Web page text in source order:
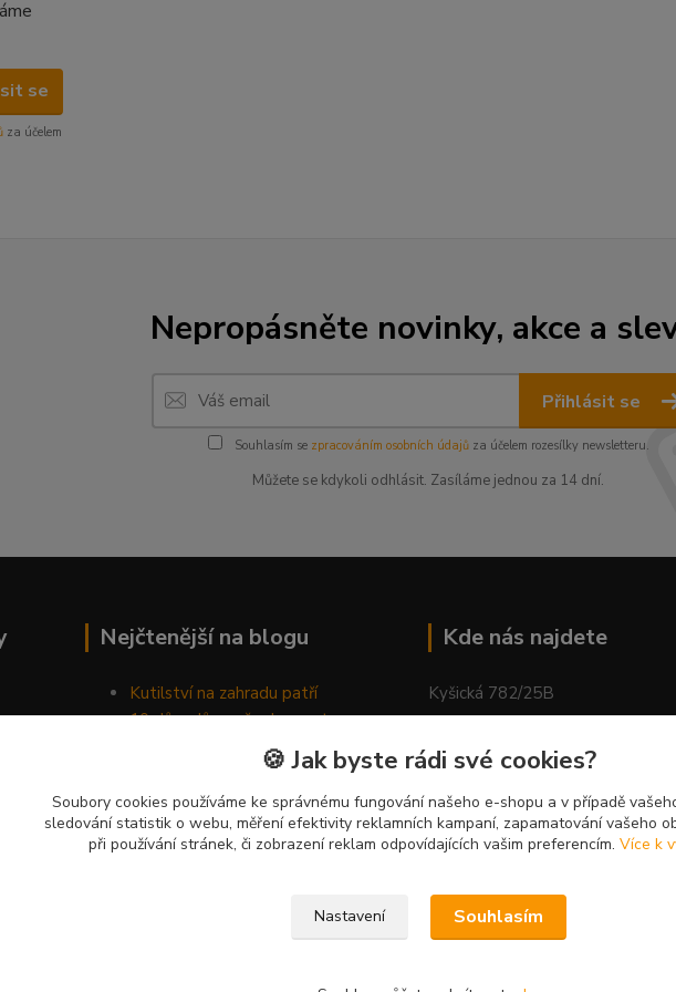
se
za účelem
Nepropásněte novinky, akce a
Přihlásit se
Souhlasím se zpracováním osobních údajůza účelem rozesílky newsletteru.
Můžete se kdykoli odhlásit. Zasíláme jednou za 14 dní.
Nejčtenější na blogu
Kutilství na zahradu patří
10 důvodů, proč relaxovat
chozením do přírody
Jak správně pěstovat tulipány
Náhodně generovaný článek
Kde nás najdete
Kyšická 782/25B
🍪 Jak byste rádi své cookies?
Soubory cookies používáme ke správnému fungování našeho e-shopu a v případě
sledování statistik o webu, měření efektivity reklamních kampaní, zapamatování vašeho
při používání stránek, či zobrazení reklam odpovídajících vašim preferencím. Více k
Nastavení Souhlasím